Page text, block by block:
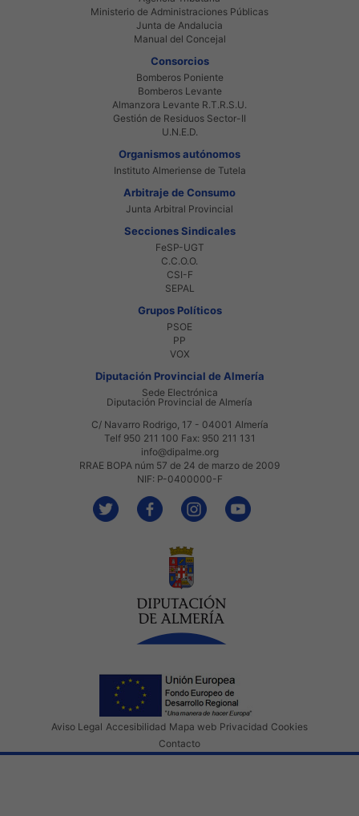
Ministerio de Administraciones Públicas
Junta de Andalucia
Manual del Concejal
Consorcios
Bomberos Poniente
Bomberos Levante
Almanzora Levante R.T.R.S.U.
Gestión de Residuos Sector-II
U.N.E.D.
Organismos autónomos
Instituto Almeriense de Tutela
Arbitraje de Consumo
Junta Arbitral Provincial
Secciones Sindicales
FeSP-UGT
C.C.O.O.
CSI-F
SEPAL
Grupos Políticos
PSOE
PP
VOX
Diputación Provincial de Almería
Sede Electrónica
Diputación Provincial de Almería
C/ Navarro Rodrigo, 17 - 04001 Almería
Telf 950 211 100 Fax: 950 211 131
info@dipalme.org
RRAE BOPA núm 57 de 24 de marzo de 2009
NIF: P-0400000-F
Aviso Legal Accesibilidad Mapa web Privacidad Cookies
Contacto